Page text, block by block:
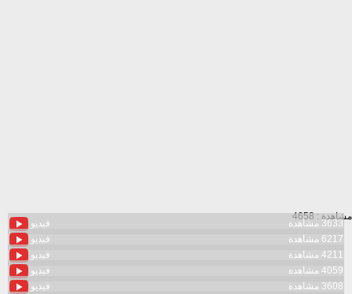
مشاهدة : 4658
فيديو
3633 مشاهدة
فيديو
6217 مشاهدة
فيديو
4211 مشاهدة
فيديو
4059 مشاهدة
فيديو
3608 مشاهدة